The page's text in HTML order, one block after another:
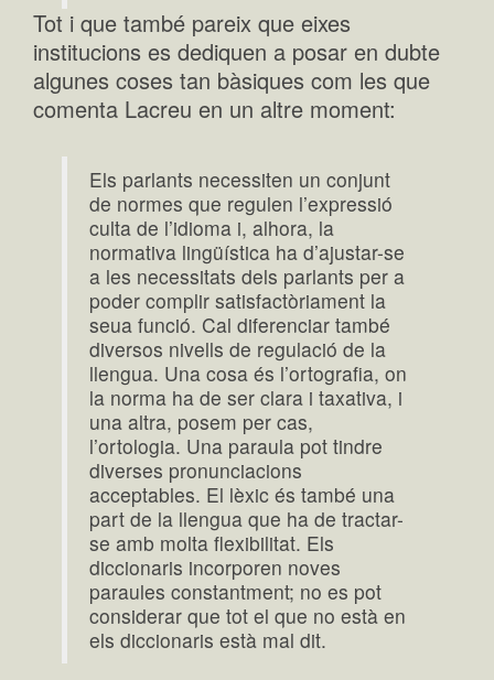
Tot i que també pareix que eixes
institucions es dediquen a posar en dubte
algunes coses tan bàsiques com les que
comenta Lacreu en un altre moment:
Els parlants necessiten un conjunt
de normes que regulen l’expressió
culta de l’idioma i, alhora, la
normativa lingüística ha d’ajustar-se
a les necessitats dels parlants per a
poder complir satisfactòriament la
seua funció. Cal diferenciar també
diversos nivells de regulació de la
llengua. Una cosa és l’ortografia, on
la norma ha de ser clara i taxativa, i
una altra, posem per cas,
l’ortologia. Una paraula pot tindre
diverses pronunciacions
acceptables. El lèxic és també una
part de la llengua que ha de tractar-
se amb molta flexibilitat. Els
diccionaris incorporen noves
paraules constantment; no es pot
considerar que tot el que no està en
els diccionaris està mal dit.